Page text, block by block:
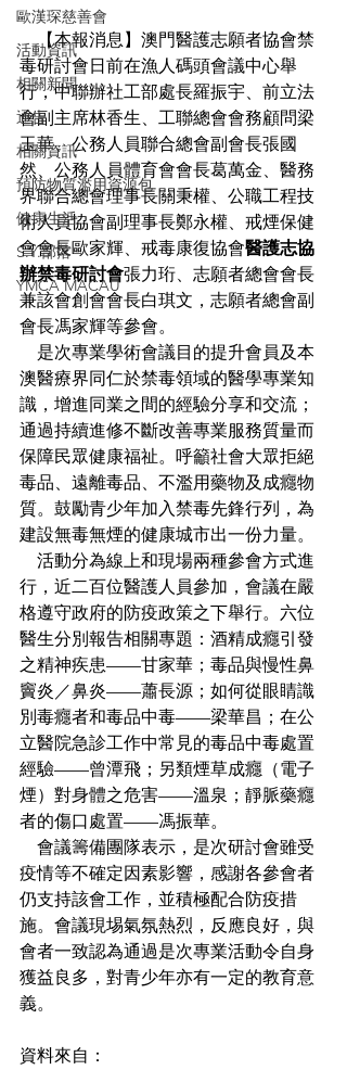
歐漢琛慈善會
活動資訊
相關新聞
通告
相關資訊
預防物質濫用資源包
健康生活
S.Y.部落
YMCA MACAU
    【本報消息】澳門醫護志願者協會禁
毒研討會日前在漁人碼頭會議中心舉
行，中聯辦社工部處長羅振宇、前立法
會副主席林香生、工聯總會會務顧問梁
玉華、公務人員聯合總會副會長張國
然、公務人員體育會會長葛萬金、醫務
界聯合總會理事長關秉權、公職工程技
術人員協會副理事長鄭永權、戒煙保健
會會長歐家輝、戒毒康復協會醫護志協
辦禁毒研討會張力珩、志願者總會會長
兼該會創會會長白琪文，志願者總會副
會長馮家輝等參會。
澳醫療界同仁於禁毒領域的醫學專業知
識，增進同業之間的經驗分享和交流；
通過持續進修不斷改善專業服務質量而
保障民眾健康福祉。呼籲社會大眾拒絕
毒品、遠離毒品、不濫用藥物及成癮物
質。鼓勵青少年加入禁毒先鋒行列，為
建設無毒無煙的健康城市出一份力量。
行，近二百位醫護人員參加，會議在嚴
格遵守政府的防疫政策之下舉行。六位
醫生分別報告相關專題：酒精成癮引發
之精神疾患——甘家華；毒品與慢性鼻
竇炎／鼻炎——蕭長源；如何從眼睛識
別毒癮者和毒品中毒——梁華昌；在公
立醫院急診工作中常見的毒品中毒處置
經驗——曾潭飛；另類煙草成癮（電子
煙）對身體之危害——溫泉；靜脈藥癮
者的傷口處置——馮振華。
疫情等不確定因素影響，感謝各參會者
仍支持該會工作，並積極配合防疫措
施。會議現埸氣氛熱烈，反應良好，與
會者一致認為通過是次專業活動令自身
獲益良多，對青少年亦有一定的教育意
義。
資料來自：